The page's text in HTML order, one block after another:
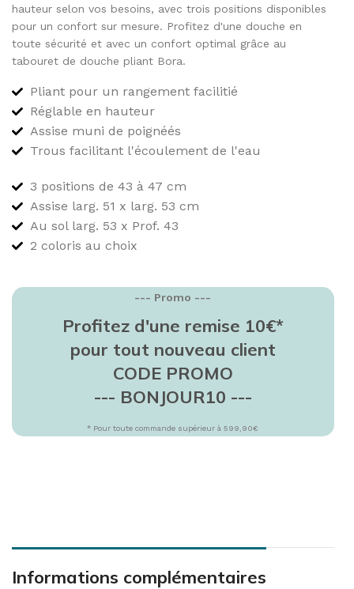
hauteur selon vos besoins, avec trois positions disponibles
pour un confort sur mesure. Profitez d'une douche en
toute sécurité et avec un confort optimal grâce au
tabouret de douche pliant Bora.
Pliant pour un rangement facilitié
Réglable en hauteur
Assise muni de poignéés
Trous facilitant l'écoulement de l'eau
3 positions de 43 à 47 cm
Assise larg. 51 x larg. 53 cm
Au sol larg. 53 x Prof. 43
2 coloris au choix
--- Promo ---
Profitez d'une remise 10€*
pour tout nouveau client
CODE PROMO
--- BONJOUR10 ---
* Pour toute commande supérieur à 599,90€
Informations complémentaires